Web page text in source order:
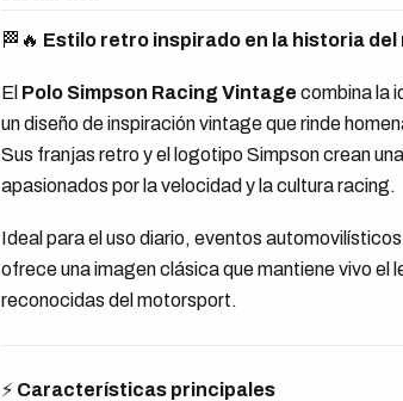
🏁🔥 Estilo retro inspirado en la historia
El Polo Simpson Racing Vintage combina la
un diseño de inspiración vintage que rinde
Sus franjas retro y el logotipo Simpson crean
apasionados por la velocidad y la cultura racing.
Ideal para el uso diario, eventos
ofrece una imagen clásica que mantiene vivo el
reconocidas del motorsport.
⚡ Características principales